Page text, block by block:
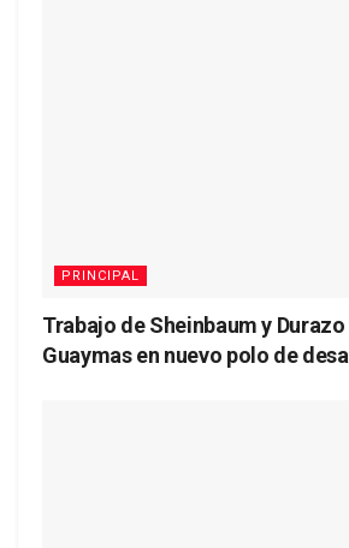
PRINCIPAL
Trabajo de Sheinbaum y
Guaymas en nuevo polo de